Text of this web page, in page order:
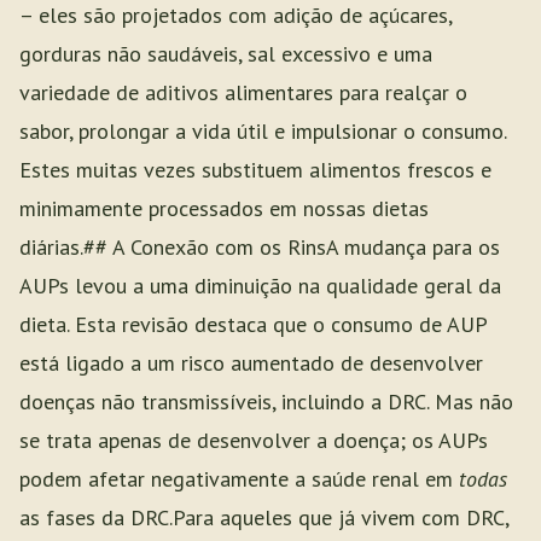
– eles são projetados com adição de açúcares,
gorduras não saudáveis, sal excessivo e uma
variedade de aditivos alimentares para realçar o
sabor, prolongar a vida útil e impulsionar o consumo.
Estes muitas vezes substituem alimentos frescos e
minimamente processados em nossas dietas
diárias.## A Conexão com os RinsA mudança para os
AUPs levou a uma diminuição na qualidade geral da
dieta. Esta revisão destaca que o consumo de AUP
está ligado a um risco aumentado de desenvolver
doenças não transmissíveis, incluindo a DRC. Mas não
se trata apenas de desenvolver a doença; os AUPs
podem afetar negativamente a saúde renal em todas
as fases da DRC.Para aqueles que já vivem com DRC,